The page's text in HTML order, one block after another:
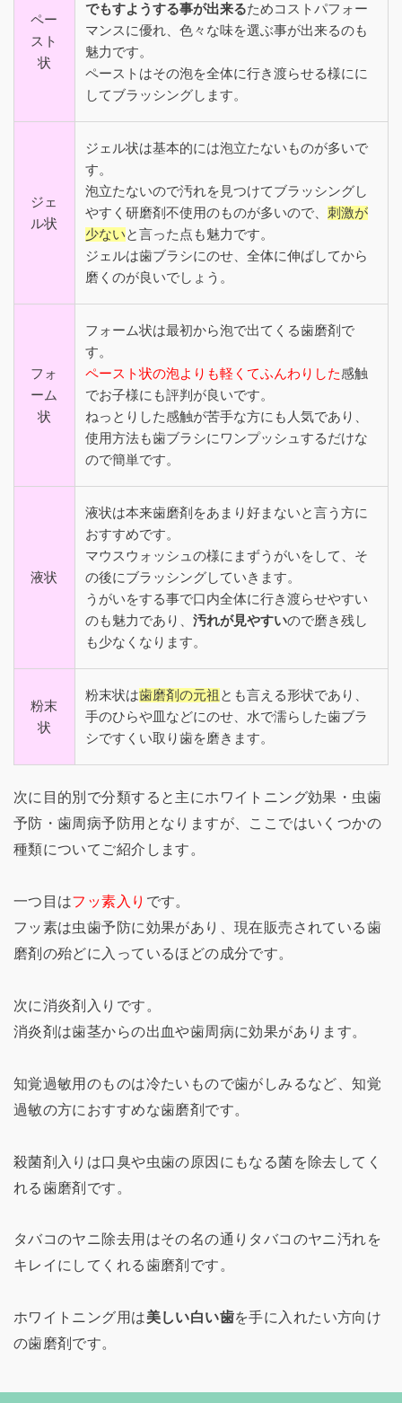
ペー
スト
状
でもすようする事が出来るためコストパフォー
マンスに優れ、色々な味を選ぶ事が出来るのも
魅力です。
ペーストはその泡を全体に行き渡らせる様にに
してブラッシングします。
ジェ
ル状
ジェル状は基本的には泡立たないものが多いで
す。
泡立たないので汚れを見つけてブラッシングし
やすく研磨剤不使用のものが多いので、刺激が
少ないと言った点も魅力です。
ジェルは歯ブラシにのせ、全体に伸ばしてから
磨くのが良いでしょう。
フォ
ーム
状
フォーム状は最初から泡で出てくる歯磨剤で
す。
ペースト状の泡よりも軽くてふんわりした感触
でお子様にも評判が良いです。
ねっとりした感触が苦手な方にも人気であり、
使用方法も歯ブラシにワンプッシュするだけな
ので簡単です。
液状
液状は本来歯磨剤をあまり好まないと言う方に
おすすめです。
マウスウォッシュの様にまずうがいをして、そ
の後にブラッシングしていきます。
うがいをする事で口内全体に行き渡らせやすい
のも魅力であり、汚れが見やすいので磨き残し
も少なくなります。
粉末
状
粉末状は歯磨剤の元祖 とも言える形状であり、
手のひらや皿などにのせ、水で濡らした歯ブラ
シですくい取り歯を磨きます。
次に目的別で分類すると主にホワイトニング効果・虫歯
予防・歯周病予防用となりますが、ここではいくつかの
種類についてご紹介します。
一つ目はフッ素入り です。
フッ素は虫歯予防に効果があり、現在販売されている歯
磨剤の殆どに入っているほどの成分です。
次に消炎剤入りです。
消炎剤は歯茎からの出血や歯周病に効果があります。
知覚過敏用のものは冷たいもので歯がしみるなど、知覚
過敏の方におすすめな歯磨剤です。
殺菌剤入りは口臭や虫歯の原因にもなる菌を除去してく
れる歯磨剤です。
タバコのヤニ除去用はその名の通りタバコのヤニ汚れを
キレイにしてくれる歯磨剤です。
ホワイトニング用は美しい白い歯を手に入れたい方向け
の歯磨剤です。